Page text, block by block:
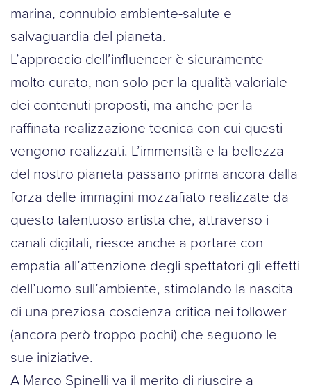
marina, connubio ambiente-salute e
salvaguardia del pianeta.
L’approccio dell’influencer è sicuramente
molto curato, non solo per la qualità valoriale
dei contenuti proposti, ma anche per la
raffinata realizzazione tecnica con cui questi
vengono realizzati. L’immensità e la bellezza
del nostro pianeta passano prima ancora dalla
forza delle immagini mozzafiato realizzate da
questo talentuoso artista che, attraverso i
canali digitali, riesce anche a portare con
empatia all’attenzione degli spettatori gli effetti
dell’uomo sull’ambiente, stimolando la nascita
di una preziosa coscienza critica nei follower
(ancora però troppo pochi) che seguono le
sue iniziative.
A Marco Spinelli va il merito di riuscire a